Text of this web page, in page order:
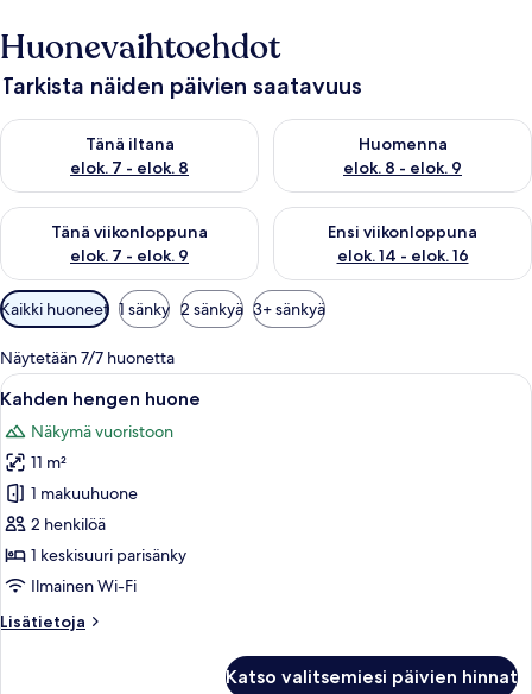
Huonevaihtoehdot
Tarkista näiden päivien saatavuus
Tänä iltana
elok. 7 - elok. 8
Tarkista tämän illan saatavuus elok. 7 - elok. 8
Huomenna
elok. 8 - elok. 9
Tarkista huomisen saatavuus
Tänä viikonloppuna
elok. 7 - elok. 9
Tarkista tämän viikonlopun saatavuus elok. 7 - elok. 9
Ensi viikonloppuna
elok. 14 - elok. 16
Tarkista ensi viikonlopun
Huoneille
saatavilla
olevia
suodattimia
Kaikki huoneet 1 sänky 2 sänkyä 3+ sänkyä
Näytetään 7/7 huonetta
Avaa
kaikki
huonetyypin
Kahden
hengen
huone
kuvat
Moderni talo, jossa on uima-allas,
9
Kahden hengen huone
Näkymä vuoristoon
11 m²
1 makuuhuone
2 henkilöä
1 keskisuuri parisänky
Ilmainen Wi-Fi
Lisätietoja
Lisätietoja
Katso valitsemiesi päivien hinnat